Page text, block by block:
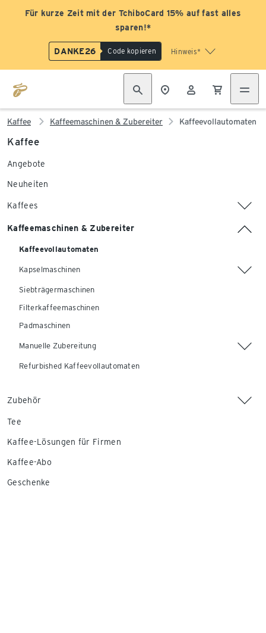
Für kurze Zeit mit der TchiboCard 15% auf fast alles
sparen!*
DANKE26 Code kopieren Hinweis*
Kaffee Kaffeemaschinen & Zubereiter Kaffeevollautomaten
Kaffee
Angebote
Neuheiten
Kaffees
Kaffeemaschinen & Zubereiter
Kaffeevollautomaten
Kapselmaschinen
Siebträgermaschinen
Filterkaffeemaschinen
Padmaschinen
Manuelle Zubereitung
Refurbished Kaffeevollautomaten
Zubehör
Tee
Kaffee-Lösungen für Firmen
Kaffee-Abo
Geschenke